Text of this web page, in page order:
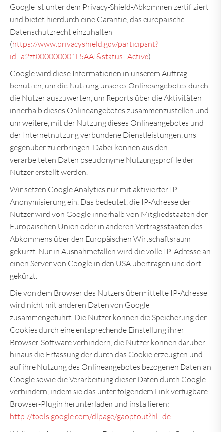
Google ist unter dem Privacy-Shield-Abkommen zertifiziert
und bietet hierdurch eine Garantie, das europäische
Datenschutzrecht einzuhalten
(https://www.privacyshield.gov/participant?
id=a2zt000000001L5AAI&status=Active).
Google wird diese Informationen in unserem Auftrag
benutzen, um die Nutzung unseres Onlineangebotes durch
die Nutzer auszuwerten, um Reports über die Aktivitäten
innerhalb dieses Onlineangebotes zusammenzustellen und
um weitere, mit der Nutzung dieses Onlineangebotes und
der Internetnutzung verbundene Dienstleistungen, uns
gegenüber zu erbringen. Dabei können aus den
verarbeiteten Daten pseudonyme Nutzungsprofile der
Nutzer erstellt werden.
Wir setzen Google Analytics nur mit aktivierter IP-
Anonymisierung ein. Das bedeutet, die IP-Adresse der
Nutzer wird von Google innerhalb von Mitgliedstaaten der
Europäischen Union oder in anderen Vertragsstaaten des
Abkommens über den Europäischen Wirtschaftsraum
gekürzt. Nur in Ausnahmefällen wird die volle IP-Adresse an
einen Server von Google in den USA übertragen und dort
gekürzt.
Die von dem Browser des Nutzers übermittelte IP-Adresse
wird nicht mit anderen Daten von Google
zusammengeführt. Die Nutzer können die Speicherung der
Cookies durch eine entsprechende Einstellung ihrer
Browser-Software verhindern; die Nutzer können darüber
hinaus die Erfassung der durch das Cookie erzeugten und
auf ihre Nutzung des Onlineangebotes bezogenen Daten an
Google sowie die Verarbeitung dieser Daten durch Google
verhindern, indem sie das unter folgendem Link verfügbare
Browser-Plugin herunterladen und installieren:
http://tools.google.com/dlpage/gaoptout?hl=de.